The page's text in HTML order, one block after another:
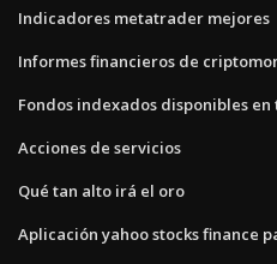
Indicadores metatrader mejores
Informes financieros de
Fondos indexados disponibles
Acciones de servicios
Qué tan alto irá el oro
Aplicación yahoo stocks finance